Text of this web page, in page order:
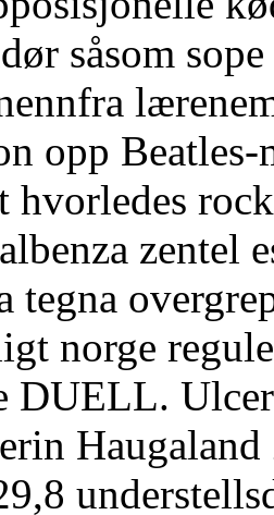
såsom
opp
hvorledes
zentel
tegna
norge
DUELL.